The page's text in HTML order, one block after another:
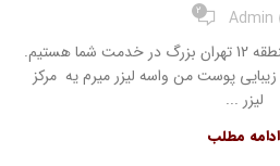
Admin
2
امروز با موضوع بهترین وکیل منطقه 12 تهران بزرگ در خدمت شما هستیم.
پوست من واسه لیزر میرم یه مرکز
لیزر ...
ادامه مطلب